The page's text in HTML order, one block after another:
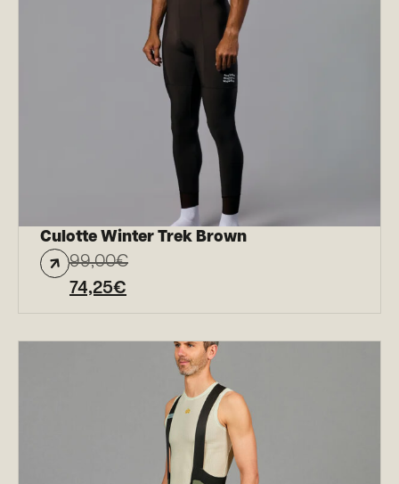
Culotte Winter Trek Brown
99,00€
74,25€